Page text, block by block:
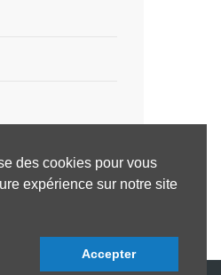
des cookies pour vous
expérience sur notre site
Accepter